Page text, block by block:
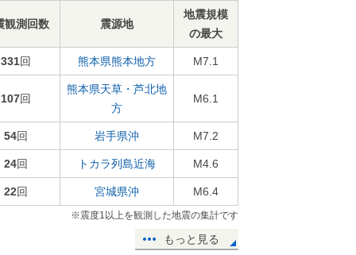
観測回数 震源地
地震規模
の最大
331回 熊本県熊本地方 M7.1
107回
熊本県天草・芦北地
方
M6.1
54回 岩手県沖 M7.2
24回 トカラ列島近海 M4.6
22回 宮城県沖 M6.4
※震度1以上を観測した地震の集計です
もっと見る